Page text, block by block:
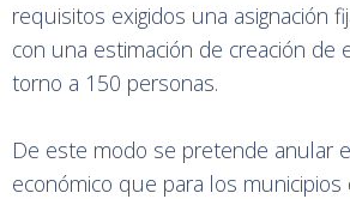
requisitos exigidos una asignación
con una estimación de creación de
torno a 150 personas.
De este modo se pretende anular
económico que para los municipios